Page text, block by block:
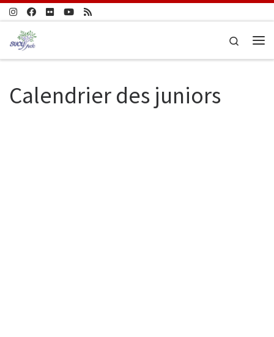
Passer au contenu
Search
Calendrier des juniors